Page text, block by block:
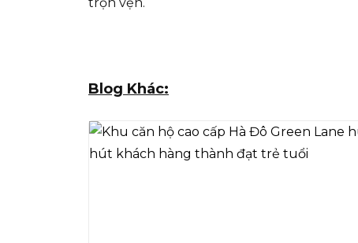
Blog Khác: